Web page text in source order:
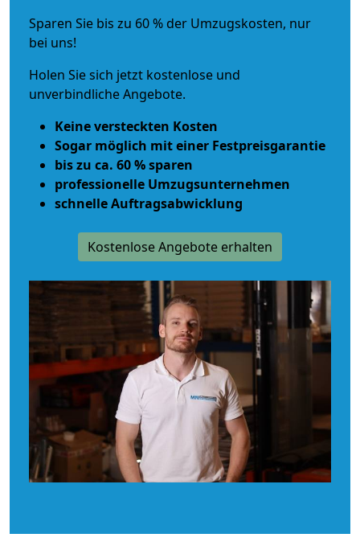
Sparen Sie bis zu 60 % der Umzugskosten, nur
bei uns!
Holen Sie sich jetzt kostenlose und
unverbindliche Angebote.
Keine versteckten Kosten
Sogar möglich mit einer Festpreisgarantie
bis zu ca. 60 % sparen
professionelle Umzugsunternehmen
schnelle Auftragsabwicklung
Kostenlose Angebote erhalten